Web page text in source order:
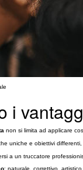
i
non si limita ad applicare
uniche e obiettivi
a un truccatore
: naturale, correttivo,